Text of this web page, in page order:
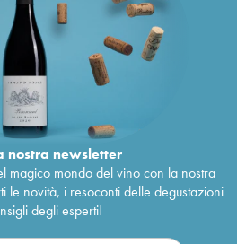
nostra newsletter
magico mondo del vino con la nostra
le novità, i resoconti delle degustazioni
degli esperti!